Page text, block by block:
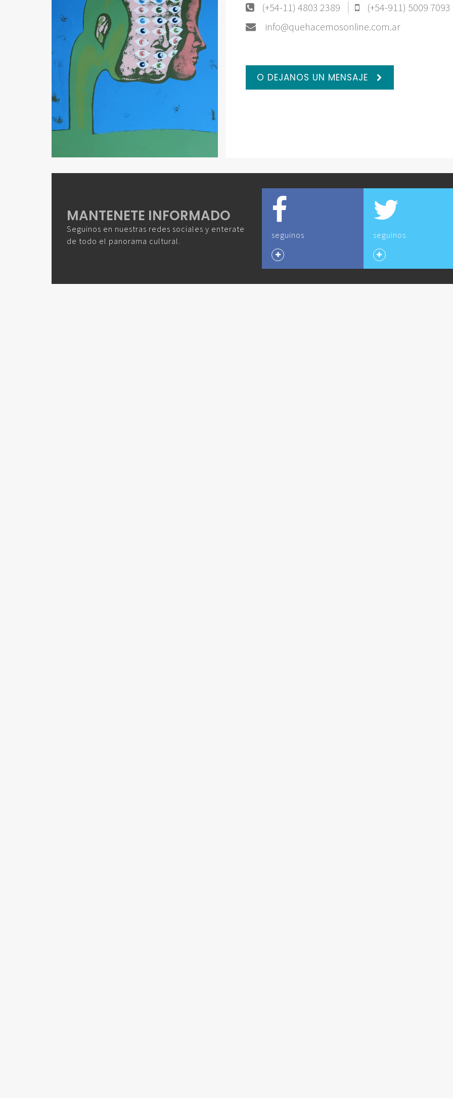
(+54-11) 4803 2389
(+54-911) 5009 7093
info@quehacemosonline.com.ar
O DEJANOS UN MENSAJE
MANTENETE INFORMADO
Seguinos en nuestras redes sociales y enterate
de todo el panorama cultural.
seguinos seguinos